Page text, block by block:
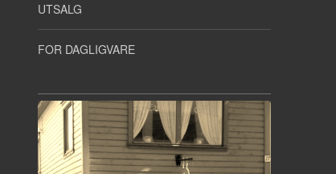
UTSALG
FOR DAGLIGVARE